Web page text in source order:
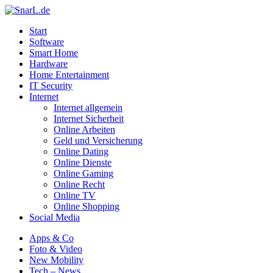
Start
Software
Smart Home
Hardware
Home Entertainment
IT Security
Internet
Internet allgemein
Internet Sicherheit
Online Arbeiten
Geld und Versicherung
Online Dating
Online Dienste
Online Gaming
Online Recht
Online TV
Online Shopping
Social Media
Apps & Co
Foto & Video
New Mobility
Tech – News